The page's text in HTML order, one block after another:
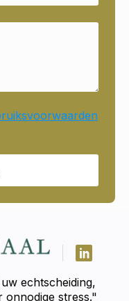
echtscheiding,
onnodige stress."